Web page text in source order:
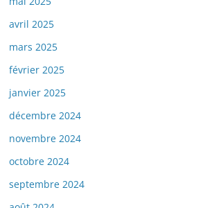
avril 2025
mars 2025
février 2025
janvier 2025
décembre 2024
novembre 2024
octobre 2024
septembre 2024